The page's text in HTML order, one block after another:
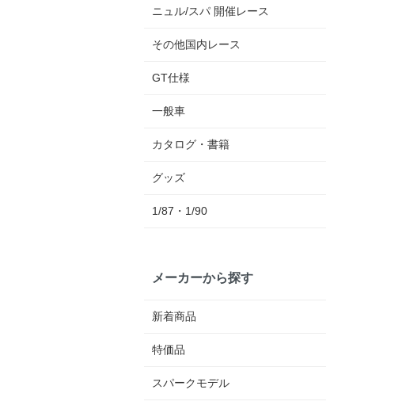
ニュル/スパ 開催レース
その他国内レース
GT仕様
一般車
カタログ・書籍
グッズ
1/87・1/90
メーカーから探す
新着商品
特価品
スパークモデル